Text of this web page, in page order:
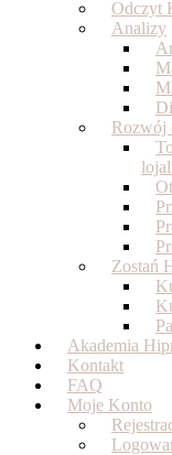
Odczyt
Analizy
Rozwój
Zostań
Akademia
Kontakt
FAQ
Moje Konto